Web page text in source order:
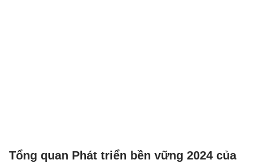
Tổng quan Phát triển bền vững 2024 của